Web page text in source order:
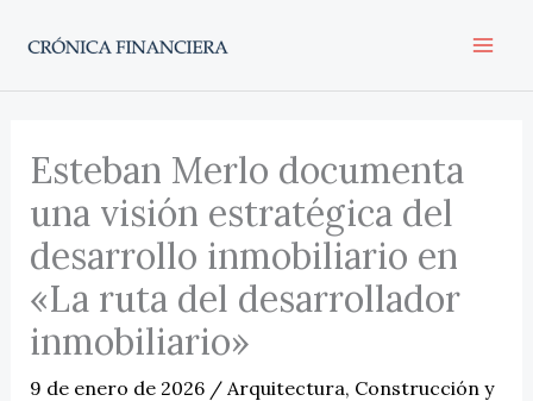
Esteban Merlo documenta
una visión estratégica del
desarrollo inmobiliario en
«La ruta del desarrollador
inmobiliario»
9 de enero de 2026 / Arquitectura, Construcción y